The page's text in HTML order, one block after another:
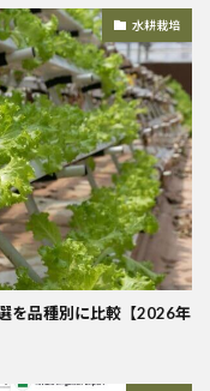
水耕栽培
を品種別に比較【2026年